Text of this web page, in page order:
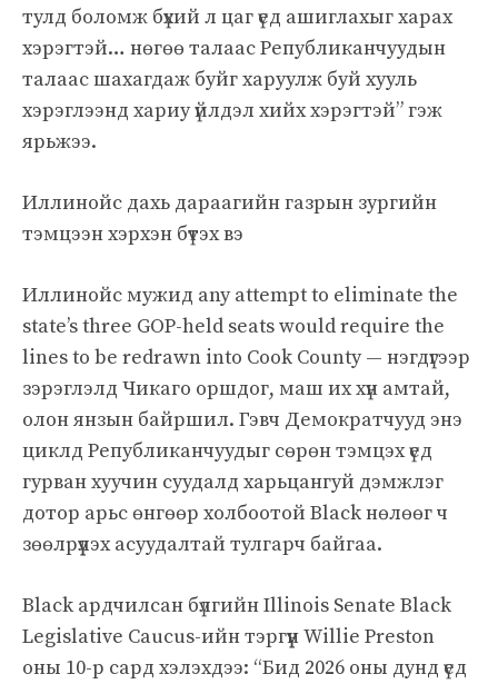
тулд боломж бүхий л цаг үед ашиглахыг харах
хэрэгтэй… нөгөө талаас Републиканчуудын
талаас шахагдаж буйг харуулж буй хууль
хэрэглээнд хариу үйлдэл хийх хэрэгтэй” гэж
ярьжээ.
Иллинойс дахь дараагийн газрын зургийн
тэмцээн хэрхэн бүтэх вэ
Иллинойс мужид any attempt to eliminate the
state’s three GOP-held seats would require the
lines to be redrawn into Cook County — нэгдүгээр
зэрэглэлд Чикаго оршдог, маш их хүн амтай,
олон янзын байршил. Гэвч Демократчууд энэ
циклд Републиканчуудыг сөрөн тэмцэх үед
гурван хуучин суудалд харьцангуй дэмжлэг
дотор арьс өнгөөр холбоотой Black нөлөөг ч
зөөлрүүлэх асуудалтай тулгарч байгаа.
Black ардчилсан бүлгийн Illinois Senate Black
Legislative Caucus-ийн тэргүүн Willie Preston
оны 10-р сард хэлэхдээ: “Бид 2026 оны дунд үед